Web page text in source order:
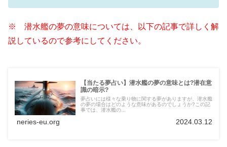
※ 潜水艦の夢の意味については、以下の記事で詳しく解
説しているので参考にしてください。
【当たる夢占い】潜水艦の夢の意味とは?潜在意
識の暗示?
夢占いには様々な乗り物に関する夢がありますが、潜水艦
の夢の場合はどのような意味があるのでしょうか?この記
事では、潜水艦の...
neries-eu.org 2024.03.12